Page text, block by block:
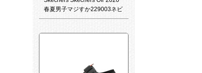
春夏男子マジすか229003ネビ
ル/ブラック/NVB 42.5